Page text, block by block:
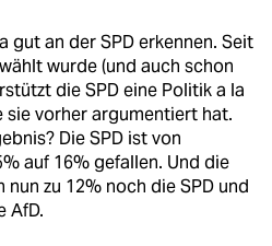
gut an der SPD erkennen. Seit
wurde (und auch schon
die SPD eine Politik a la
sie vorher argumentiert hat.
Die SPD ist von
auf 16% gefallen. Und die
zu 12% noch die SPD und
AfD.